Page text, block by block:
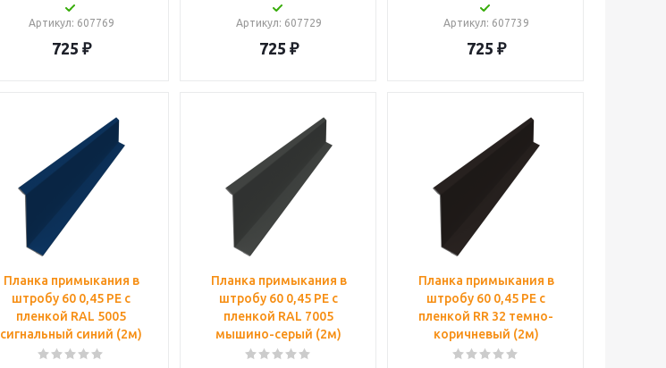
Артикул: 607769
725 ₽
Артикул: 607729
725 ₽
Артикул: 607739
725 ₽
Планка примыкания в
штробу 60 0,45 PE с
пленкой RAL 5005
сигнальный синий (2м)
Планка примыкания в
штробу 60 0,45 PE с
пленкой RAL 7005
мышино-серый (2м)
Планка примыкания в
штробу 60 0,45 PE с
пленкой RR 32 темно-
коричневый (2м)